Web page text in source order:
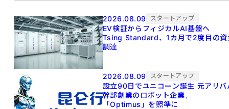
2026.08.09 スタートアップ
EV検証からフィジカルAI基盤へ
Tsing Standard、1カ月で2度目の資
調達
2026.08.09 スタートアップ
設立90日でユニコーン誕生 元アリババ
幹部創業のロボット企業、
「Optimus」を照準に